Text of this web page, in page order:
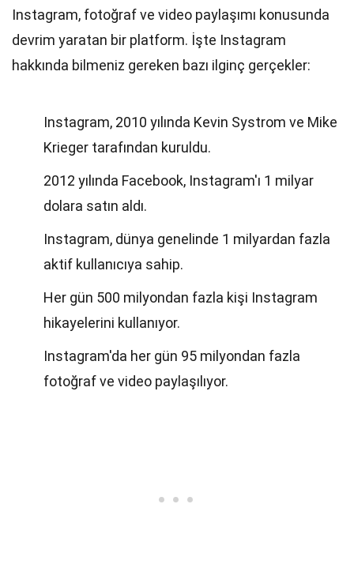
Instagram, fotoğraf ve video paylaşımı konusunda
devrim yaratan bir platform. İşte Instagram
hakkında bilmeniz gereken bazı ilginç gerçekler:
Instagram, 2010 yılında Kevin Systrom ve Mike
Krieger tarafından kuruldu.
2012 yılında Facebook, Instagram'ı 1 milyar
dolara satın aldı.
Instagram, dünya genelinde 1 milyardan fazla
aktif kullanıcıya sahip.
Her gün 500 milyondan fazla kişi Instagram
hikayelerini kullanıyor.
Instagram'da her gün 95 milyondan fazla
fotoğraf ve video paylaşılıyor.